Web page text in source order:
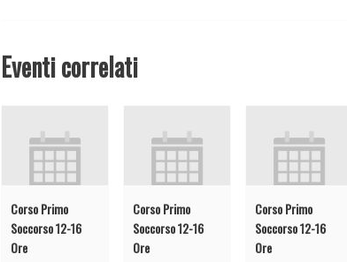
Eventi correlati
Corso Primo
Soccorso 12-16
Ore
Corso Primo
Soccorso 12-16
Ore
Corso Primo
Soccorso 12-16
Ore